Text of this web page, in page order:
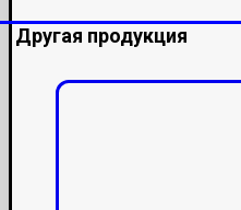
Другая продукция